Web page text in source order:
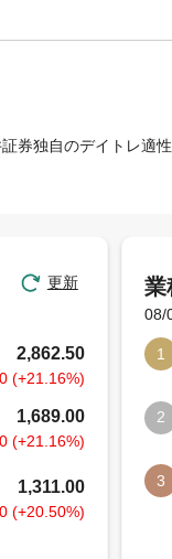
券独自のデイトレ適性